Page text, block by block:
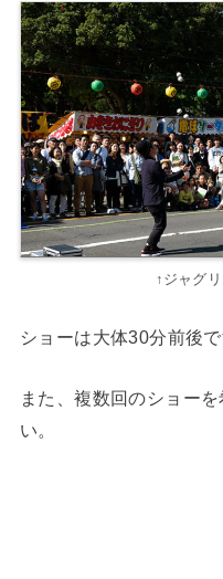
↑ジャグ
ショーは大体30分前後で
また、複数回のショー
い。